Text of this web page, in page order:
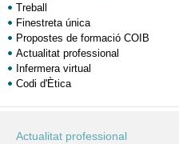
Treball
Finestreta única
Propostes de formació COIB
Actualitat professional
Infermera virtual
Codi d'Ètica
Actualitat professional